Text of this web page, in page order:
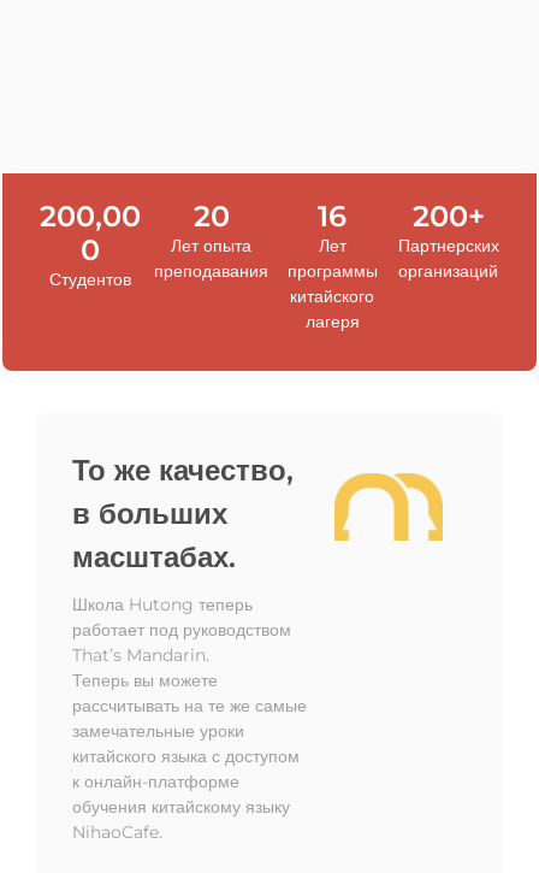
200,00
0
Студентов
20
Лет опыта
преподавания
16
Лет
программы
китайского
лагеря
200+
Партнерских
организаций
То же качество,
в больших
масштабах.
Школа Hutong теперь
работает под руководством
That’s Mandarin.
Теперь вы можете
рассчитывать на те же самые
замечательные уроки
китайского языка с доступом
к онлайн-платформе
обучения китайскому языку
NihaoCafe.